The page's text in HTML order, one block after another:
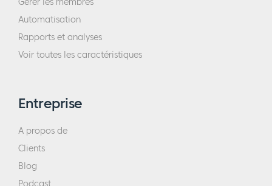
j'aimerais que nous puissions lui offrir
l'expérience que la plupart des enfants ont
racontait cette histoire, je me suis dit que si
quelqu'un était assis à côté de nous au café
et qu'il se penchait à ce moment-là pour me
dire : "Hé, je n'ai pas pu m'empêcher
d'entendre l'histoire que tu viens de
raconter. Je comprends tout à fait votre
Gérer les membres
Automatisation
Rapports et analyses
Voir toutes les caractéristiques
Entreprise
A propos de
Clients
Blog
Podcast